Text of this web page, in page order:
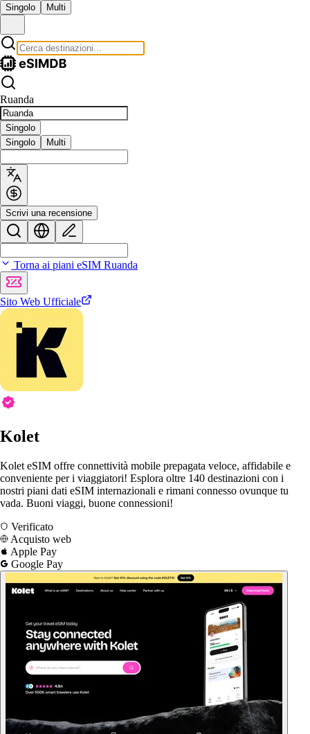
Singolo Multi
Ruanda
Singolo
Singolo
Multi
Scrivi una recensione
Torna ai piani eSIM Ruanda
Sito Web Ufficiale
Kolet
Kolet eSIM offre connettività mobile prepagata veloce, affidabile e
conveniente per i viaggiatori! Esplora oltre 140 destinazioni con i
nostri piani dati eSIM internazionali e rimani connesso ovunque tu
vada. Buoni viaggi, buone connessioni!
Verificato
Acquisto web
Apple Pay
Google Pay